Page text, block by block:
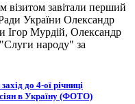
завітали перший
України Олександр
Ігор Мурдій, Олександр
"Слуги народу" за
до 4-ої річниці
в Україну (ФОТО)